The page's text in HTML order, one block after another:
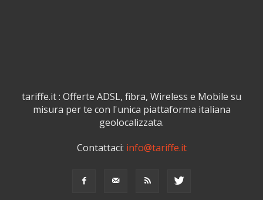
tariffe.it : Offerte ADSL, fibra, Wireless e Mobile su
misura per te con l'unica piattaforma italiana
geolocalizzata.
Contattaci: info@tariffe.it